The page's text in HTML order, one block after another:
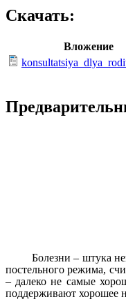
Скачать:
Вложение
Болезни – штука
постельного режима,
– далеко не самые
поддерживают хорошее